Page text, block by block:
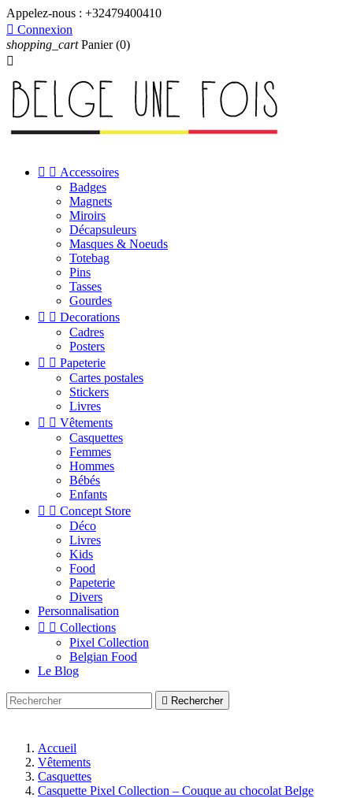
Appelez-nous : +32479400410
 Connexion
shopping_cart Panier (0)

  Accessoires
Badges
Magnets
Miroirs
Décapsuleurs
Masques & Noeuds
Totebag
Pins
Tasses
Gourdes
  Decorations
Cadres
Posters
  Papeterie
Cartes postales
Stickers
Livres
  Vêtements
Casquettes
Femmes
Hommes
Bébés
Enfants
  Concept Store
Déco
Livres
Kids
Food
Papeterie
Divers
Personnalisation
  Collections
Pixel Collection
Belgian Food
Le Blog
 Rechercher
Accueil
Vêtements
Casquettes
Casquette Pixel Collection – Couque au chocolat Belge